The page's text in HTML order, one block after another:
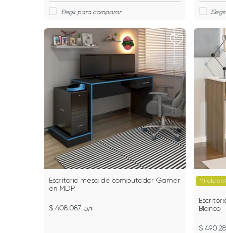
Escritorio mesa de computador Gamer
en MDP
$ 408.087 un
Míralo en
Blanco
$